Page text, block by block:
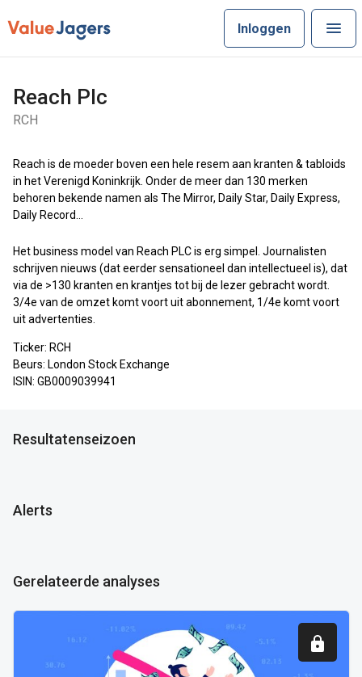
Inloggen
Reach Plc
RCH
Reach is de moeder boven een hele resem aan kranten & tabloids
in het Verenigd Koninkrijk. Onder de meer dan 130 merken
behoren bekende namen als The Mirror, Daily Star, Daily Express,
Daily Record…
Het business model van Reach PLC is erg simpel. Journalisten
schrijven nieuws (dat eerder sensationeel dan intellectueel is), dat
via de >130 kranten en krantjes tot bij de lezer gebracht wordt.
3/4e van de omzet komt voort uit abonnement, 1/4e komt voort
uit advertenties.
Ticker: RCH
Beurs: London Stock Exchange
ISIN: GB0009039941
Resultatenseizoen
Alerts
Gerelateerde analyses